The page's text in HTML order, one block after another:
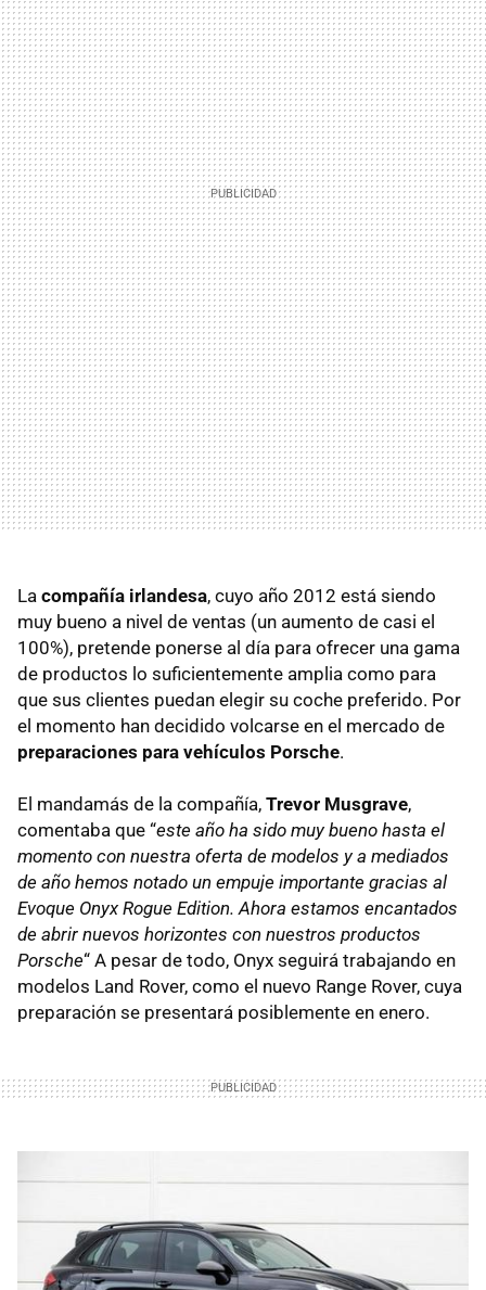
La compañía irlandesa, cuyo año 2012 está siendo
muy bueno a nivel de ventas (un aumento de casi el
100%), pretende ponerse al día para ofrecer una gama
de productos lo suficientemente amplia como para
que sus clientes puedan elegir su coche preferido. Por
el momento han decidido volcarse en el mercado de
preparaciones para vehículos Porsche.
El mandamás de la compañía, Trevor Musgrave,
comentaba que “este año ha sido muy bueno hasta el
momento con nuestra oferta de modelos y a mediados
de año hemos notado un empuje importante gracias al
Evoque Onyx Rogue Edition. Ahora estamos encantados
de abrir nuevos horizontes con nuestros productos
Porsche“ A pesar de todo, Onyx seguirá trabajando en
modelos Land Rover, como el nuevo Range Rover, cuya
preparación se presentará posiblemente en enero.